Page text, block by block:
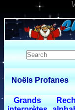
Noëls Profanes
Grands